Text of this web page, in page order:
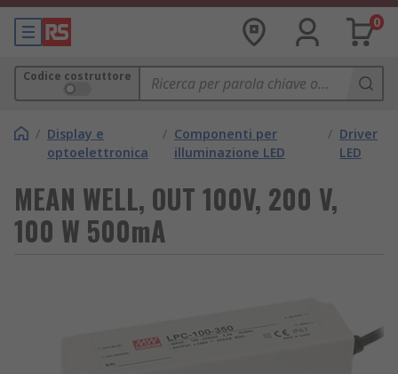
0
Codice costruttore
/ Display e
optoelettronica
/ Componenti per
illuminazione LED
/ Driver
LED
MEAN WELL, OUT 100V, 200 V,
100 W 500mA